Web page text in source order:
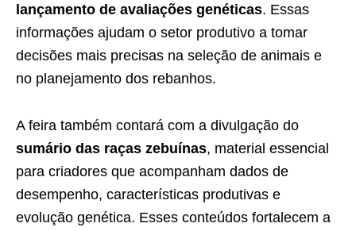
lançamento de avaliações genéticas. Essas
informações ajudam o setor produtivo a tomar
decisões mais precisas na seleção de animais e
no planejamento dos rebanhos.
A feira também contará com a divulgação do
sumário das raças zebuínas, material essencial
para criadores que acompanham dados de
desempenho, características produtivas e
evolução genética. Esses conteúdos fortalecem a